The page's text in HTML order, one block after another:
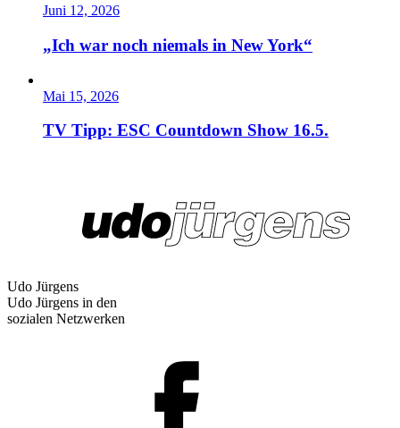
Juni 12, 2026
„Ich war noch niemals in New York“
Mai 15, 2026
TV Tipp: ESC Countdown Show 16.5.
Udo Jürgens
Udo Jürgens in den
sozialen Netzwerken